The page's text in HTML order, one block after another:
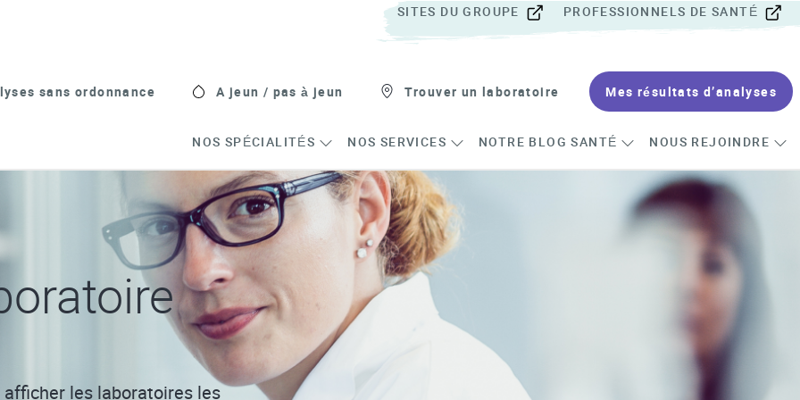
SITES DU GROUPE PROFESSIONNELS DE SANTÉ
sans ordonnance A jeun / pas à jeun Trouver un laboratoire Mes résultats d’analyses
NOS SPÉCIALITÉS NOS SERVICES NOTRE BLOG SANTÉ NOUS REJOINDRE
les laboratoires les